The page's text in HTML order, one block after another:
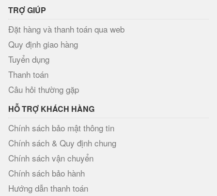
TRỢ GIÚP
Đặt hàng và thanh toán qua web
Quy định giao hàng
Tuyển dụng
Thanh toán
Câu hỏi thường gặp
HỖ TRỢ KHÁCH HÀNG
Chính sách bảo mật thông tin
Chính sách & Quy định chung
Chính sách vận chuyển
Chính sách bảo hành
Hướng dẫn thanh toán